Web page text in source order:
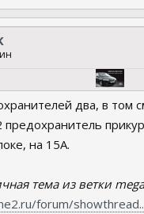
два, в том
на 15А.
тема из ветки
forum/